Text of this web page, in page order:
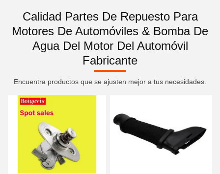
Calidad Partes De Repuesto Para
Motores De Automóviles & Bomba De
Agua Del Motor Del Automóvil
Fabricante
Encuentra productos que se ajusten mejor a tus necesidades.